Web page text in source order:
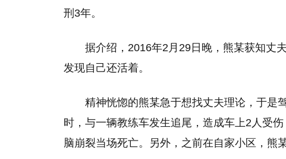
刑3年。
据介绍，2016年2月29日晚，熊某获知丈
发现自己还活着。
精神恍惚的熊某急于想找丈夫理论，于是
时，与一辆教练车发生追尾，造成车上2人受
脑崩裂当场死亡。另外，之前在自家小区，熊